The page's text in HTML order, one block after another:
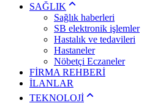
SAĞLIK
Sağlık haberleri
SB elektronik işlemler
Hastalık ve tedavileri
Hastaneler
Nöbetçi Eczaneler
FİRMA REHBERİ
İLANLAR
TEKNOLOJİ